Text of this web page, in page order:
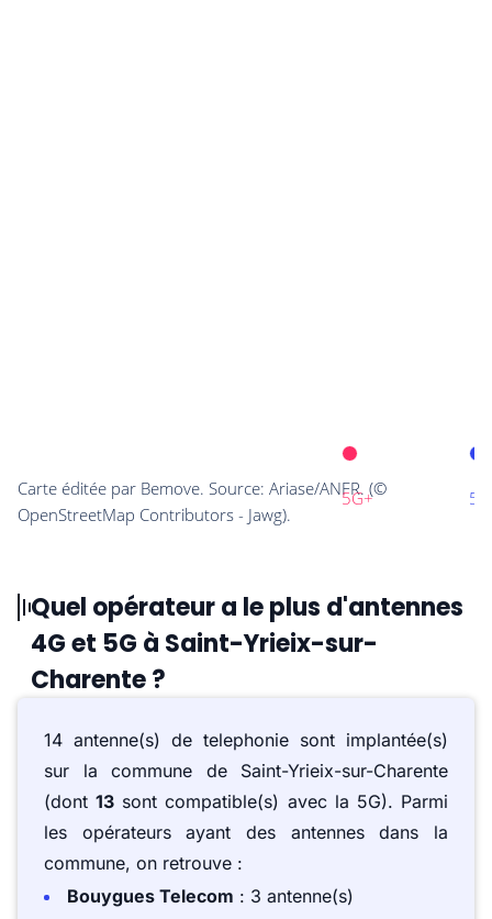
Quel opérateur a le plus d'antennes
4G et 5G à Saint-Yrieix-sur-
Charente ?
14 antenne(s) de telephonie sont implantée(s)
sur la commune de Saint-Yrieix-sur-Charente
(dont13 sont compatible(s) avec la 5G). Parmi
les opérateurs ayant des antennes dans la
commune, on retrouve :
Bouygues Telecom : 3 antenne(s)